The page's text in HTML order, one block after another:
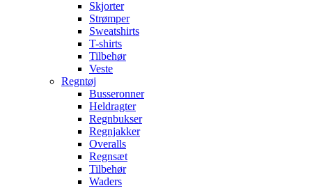
Skjorter
Strømper
Sweatshirts
T-shirts
Tilbehør
Veste
Regntøj
Busseronner
Heldragter
Regnbukser
Regnjakker
Overalls
Regnsæt
Tilbehør
Waders